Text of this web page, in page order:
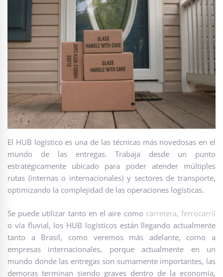
El HUB logístico es una de las técnicas más novedosas en el
mundo de las entregas. Trabaja desde un punto
estratégicamente ubicado para poder atender múltiples
rutas (internas o internacionales) y sectores de transporte,
optimizando la complejidad de las operaciones logísticas.
Se puede utilizar tanto en el aire como carretera, ferrocarril
o vía fluvial, los HUB logísticos están llegando actualmente
tanto a Brasil, como veremos más adelante, como a
empresas internacionales, porque actualmente en un
mundo donde las entregas son sumamente importantes, las
demoras terminan siendo graves dentro de la economía,